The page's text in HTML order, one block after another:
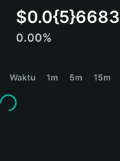
Español
Português (Brasil)
$0.0{5}6683
0.00%
Waktu 1m 5m 15m